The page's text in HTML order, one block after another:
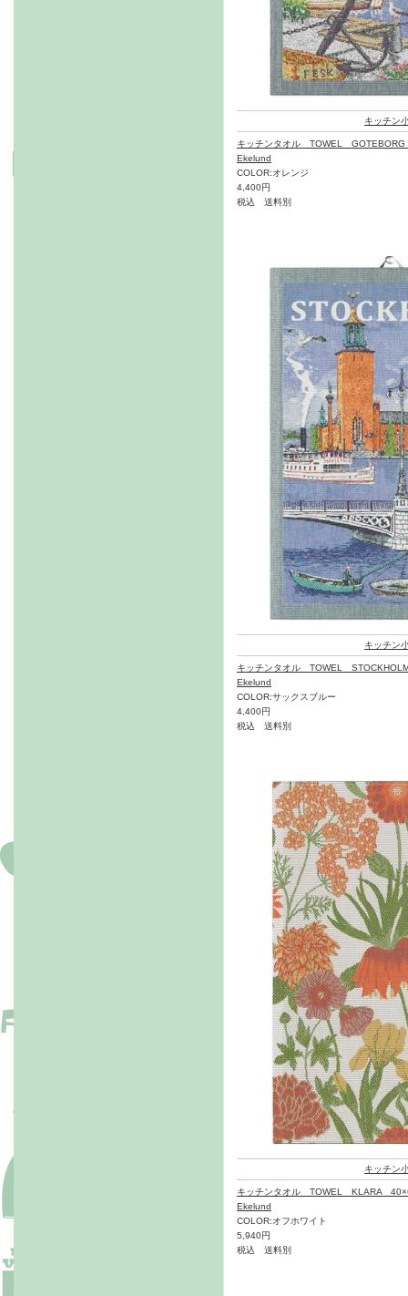
キッチン
キッチンタオル TOWEL
Ekelund
COLOR:オレンジ
4,400円
税込 送料別
キッチン
キッチンタオル TOWEL
Ekelund
COLOR:サックスブルー
4,400円
税込 送料別
キッチン
キッチンタオル TOWEL KLARA
Ekelund
COLOR:オフホワイト
5,940円
税込 送料別